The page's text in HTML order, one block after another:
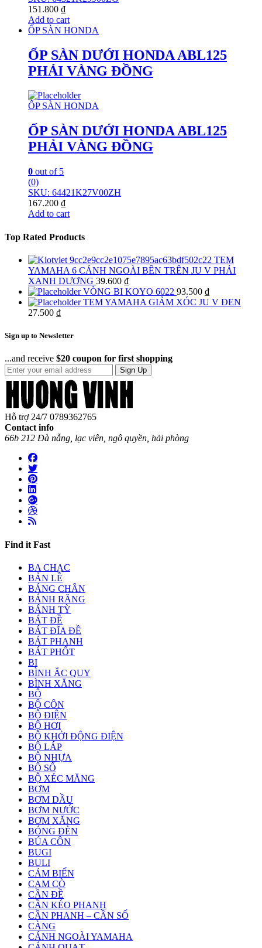
151.800 ₫
Add to cart
ỐP SÀN HONDA
ỐP SÀN DƯỚI HONDA ABL125
PHẢI VÀNG ĐỒNG
ỐP SÀN HONDA
ỐP SÀN DƯỚI HONDA ABL125
PHẢI VÀNG ĐỒNG
0 out of 5
(0)
SKU: 64421K27V00ZH
167.200 ₫
Add to cart
Top Rated Products
TEM
YAMAHA 6 CÁNH NGOÀI BÊN TRÊN JU V PHẢI
XANH DƯƠNG 39.600 ₫
VÒNG BI KOYO 6022 93.500 ₫
TEM YAMAHA GIẢM XÓC JU V ĐEN
27.500 ₫
Sign up to Newsletter
...and receive $20 coupon for first shopping
Sign Up
Hỗ trợ 24/7 0789362765
Contact info
66b 212 Đà nẵng, lạc viên, ngô quyền, hải phòng
Find it Fast
BA CHẠC
BẢN LỀ
BÁNG CHÂN
BÁNH RĂNG
BÁNH TỲ
BÁT ĐỀ
BÁT ĐĨA ĐỀ
BÁT PHANH
BÁT PHỐT
BI
BÌNH ẮC QUY
BÌNH XĂNG
BÔ
BỘ CÔN
BỘ ĐIỆN
BỘ HƠI
BỘ KHỞI ĐỘNG ĐIỆN
BỘ LÁP
BỘ NHỰA
BỘ SỐ
BỘ XÉC MĂNG
BƠM
BƠM DẦU
BƠM NƯỚC
BƠM XĂNG
BÓNG ĐÈN
BÚA CÔN
BUGI
BULI
CẢM BIẾN
CAM CÒ
CẦN ĐỀ
CẦN KÉO PHANH
CẦN PHANH – CẦN SỐ
CÀNG
CÁNH NGOÀI YAMAHA